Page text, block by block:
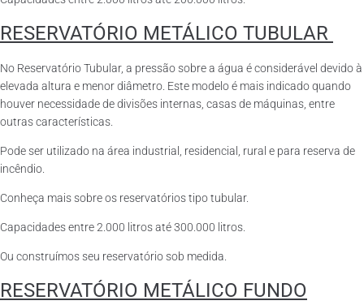
RESERVATÓRIO METÁLICO TUBULAR
No Reservatório Tubular, a pressão sobre a água é considerável devido à
elevada altura e menor diâmetro. Este modelo é mais indicado quando
houver necessidade de divisões internas, casas de máquinas, entre
outras características.
Pode ser utilizado na área industrial, residencial, rural e para reserva de
incêndio.
Conheça mais sobre os reservatórios tipo tubular.
Capacidades entre 2.000 litros até 300.000 litros.
Ou construímos seu reservatório sob medida.
RESERVATÓRIO METÁLICO FUNDO